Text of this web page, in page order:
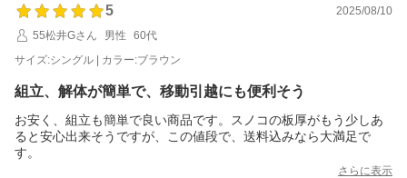
5
2025/08/10
55松井Gさん
男性
60代
サイズ:シングル | カラー:ブラウン
組立、解体が簡単で、移動引越にも便利そう
お安く、組立も簡単で良い商品です。スノコの板厚がもう少しあ
ると安心出来そうですが、この値段で、送料込みなら大満足で
す。
さらに表示